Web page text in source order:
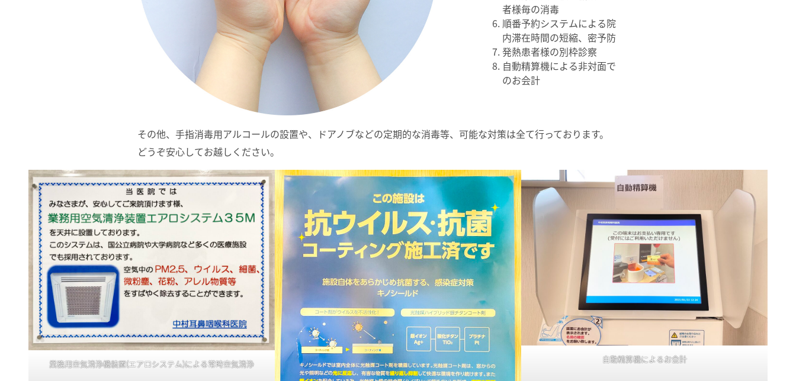
者様毎の消毒
順番予約システムによる院
内滞在時間の短縮、密予防
発熱患者様の別枠診察
自動精算機による非対面で
のお会計
その他、手指消毒用アルコールの設置や、ドアノブなどの定期的な消毒等、可能な対策は全て行っております。
どうぞ安心してお越しください。
業務用空気清浄機装置(エアロシステム)による常時空気清浄 自動精算機によるお会計